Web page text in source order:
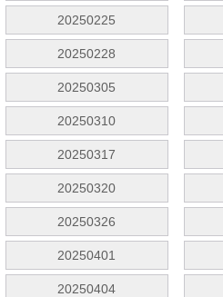
20250225
20250228
20250305
20250310
20250317
20250320
20250326
20250401
20250404